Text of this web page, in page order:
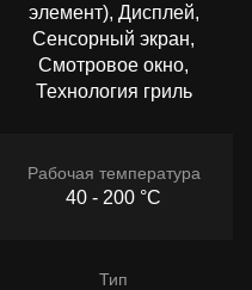
элемент), Дисплей,
Сенсорный экран,
Смотровое окно,
Технология гриль
Рабочая температура
40 - 200 °C
Тип